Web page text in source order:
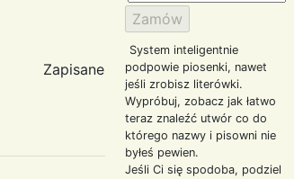
Zapisane
System inteligentnie
podpowie piosenki, nawet
jeśli zrobisz literówki.
Wypróbuj, zobacz jak łatwo
teraz znaleźć utwór co do
którego nazwy i pisowni nie
byłeś pewien.
Jeśli Ci się spodoba, podziel